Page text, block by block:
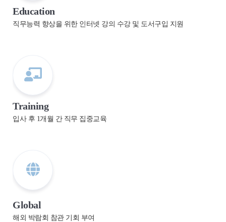
Education
직무능력 향상을 위한 인터넷 강의 수강 및 도서구입 지원
Training
입사 후 1개월 간 직무 집중교육
Global
해외 박람회 참관 기회 부여